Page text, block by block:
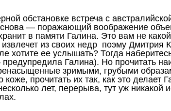
обстановке встреча с
— поражающий воображение
в памяти Галина. Это вам не
извлечет из своих недр поэму Дмитрия
хотите ее услышать? Тогда
Галина). Но прочитать
зримыми, грубыми
коже, прочитать их так, как это делает
лет, перерыва, тут уж никакой